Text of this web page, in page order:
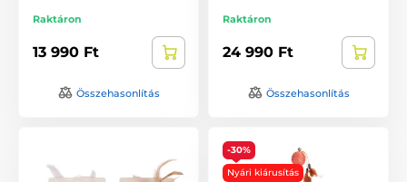
Raktáron
13 990 Ft
Összehasonlítás
Raktáron
24 990 Ft
Összehasonlítás
-30%
Nyári kiárusítás